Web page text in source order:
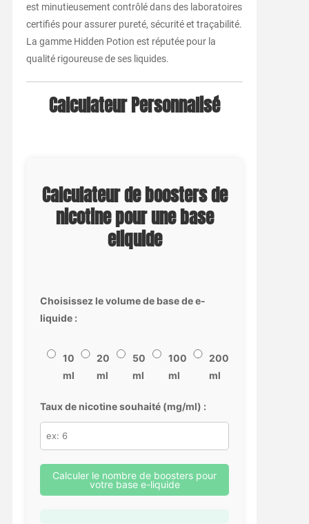
est minutieusement contrôlé dans des laboratoires
certifiés pour assurer pureté, sécurité et traçabilité.
La gamme Hidden Potion est réputée pour la
qualité rigoureuse de ses liquides.
Calculateur Personnalisé
Calculateur de boosters de
nicotine pour une base
eliquide
Choisissez le volume de base de e-
liquide :
10
ml
20
ml
50
ml
100
ml
200
ml
Taux de nicotine souhaité (mg/ml) :
Calculer le nombre de boosters pour
votre base e-liquide